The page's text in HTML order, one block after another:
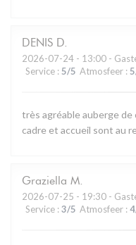
DENIS D
2026-07-24 - 13:00 -
Service : 5/5 Atmosfeer : 5
très agréable auberge de
cadre et accueil sont au
Graziella M
2026-07-25 - 19:30 -
Service : 3/5 Atmosfeer : 4